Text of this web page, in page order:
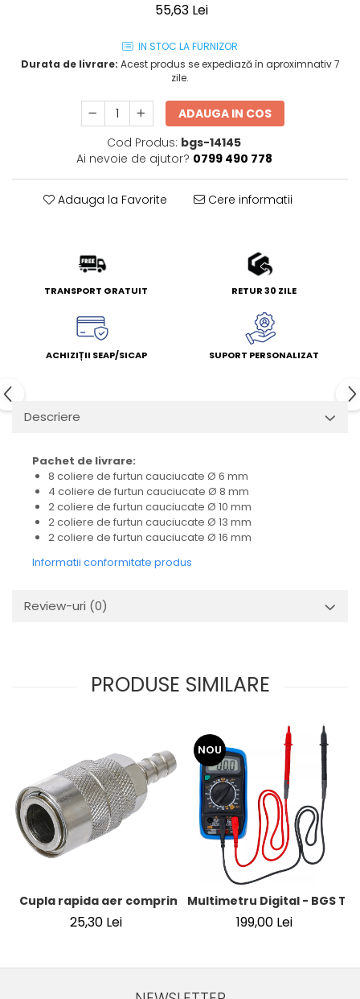
55,63 Lei
IN STOC LA FURNIZOR
Durata de livrare: Acest produs se expediază în aproximnativ 7
zile.
ADAUGA IN COS
Cod Produs: bgs-14145
Ai nevoie de ajutor? 0799 490 778
Adauga la Favorite Cere informatii
TRANSPORT GRATUIT RETUR 30 ZILE
ACHIZIȚII SEAP/SICAP SUPORT PERSONALIZAT
Descriere
Pachet de livrare:
8 coliere de furtun cauciucate Ø 6 mm
4 coliere de furtun cauciucate Ø 8 mm
2 coliere de furtun cauciucate Ø 10 mm
2 coliere de furtun cauciucate Ø 13 mm
2 coliere de furtun cauciucate Ø 16 mm
Informatii conformitate produs
Review-uri (0)
PRODUSE SIMILARE
Cupla rapida aer comprimat cu racord furtun 8 mm (5/
25,30 Lei
NOU
Multimetru Digital - BGS
199,00 Lei